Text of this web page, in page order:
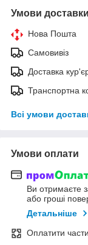
Умови доставки
Нова Пошта
Самовивіз
Доставка
Транспортна
Всі умови
Умови оплати
Ви отримаєте
або гроші
Детальніше
Оплатити